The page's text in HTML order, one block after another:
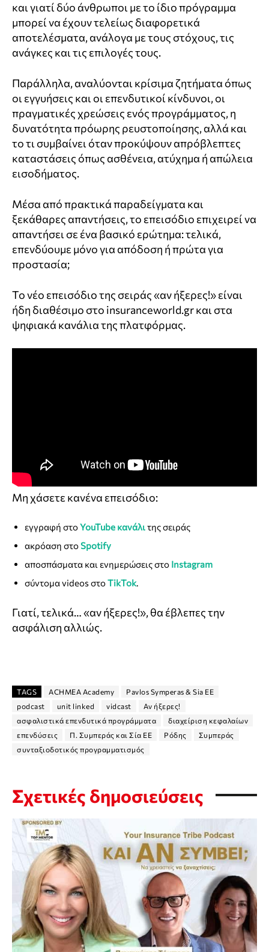
και γιατί δύο άνθρωποι με το ίδιο πρόγραμμα
μπορεί να έχουν τελείως διαφορετικά
αποτελέσματα, ανάλογα με τους στόχους, τις
ανάγκες και τις επιλογές τους.
Παράλληλα, αναλύονται κρίσιμα ζητήματα όπως
οι εγγυήσεις και οι επενδυτικοί κίνδυνοι, οι
πραγματικές χρεώσεις ενός προγράμματος, η
δυνατότητα πρόωρης ρευστοποίησης, αλλά και
το τι συμβαίνει όταν προκύψουν απρόβλεπτες
καταστάσεις όπως ασθένεια, ατύχημα ή απώλεια
εισοδήματος.
Μέσα από πρακτικά παραδείγματα και
ξεκάθαρες απαντήσεις, το επεισόδιο επιχειρεί να
απαντήσει σε ένα βασικό ερώτημα: τελικά,
επενδύουμε μόνο για απόδοση ή πρώτα για
προστασία;
Το νέο επεισόδιο της σειράς «αν ήξερες!» είναι
ήδη διαθέσιμο στο insuranceworld.gr και στα
ψηφιακά κανάλια της πλατφόρμας.
Μη χάσετε κανένα επεισόδιο:
εγγραφή στοYouTube κανάλιτης σειράς
ακρόαση στοSpotify
αποσπάσματα και ενημερώσεις στο Instagram
σύντομα videos στοTikTok.
Γιατί, τελικά… «αν ήξερες!», θα έβλεπες την
ασφάλιση αλλιώς.
TAGS ACHMEA Academy
Pavlos Symperas & Sia EE
podcast
unit linked vidcast
Αν ήξερες!
ασφαλιστικά επενδυτικά προγράμματα
διαχείριση κεφαλαίων
επενδύσεις
Π. Συμπεράς και Σία ΕΕ Ρόδης
Συμπεράς
συνταξιοδοτικός προγραμματισμός
Σχετικές δημοσιεύσεις